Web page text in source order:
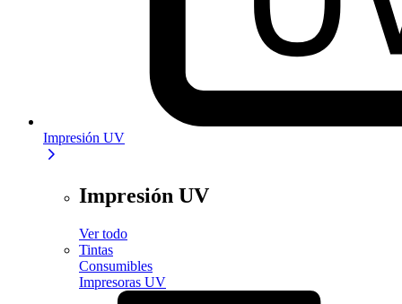
Impresión UV
Impresión UV
Ver todo
Tintas
Consumibles
Impresoras UV